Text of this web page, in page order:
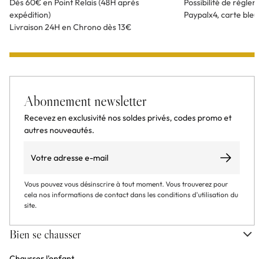
Dès 60€ en Point Relais (48H après
expédition)
Livraison 24H en Chrono dès 13€
Possibilité de
Paypalx4, carte
Abonnement newsletter
Recevez en exclusivité nos soldes privés, codes promo et
autres nouveautés.
S’abonner
Vous pouvez vous désinscrire à tout moment. Vous trouverez pour
cela nos informations de contact dans les conditions d'utilisation du
site.
Bien se chausser